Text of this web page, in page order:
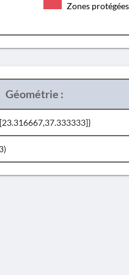
Zones protégées
Géométrie :